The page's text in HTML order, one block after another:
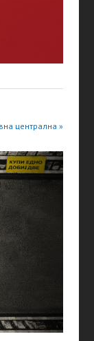
централна »